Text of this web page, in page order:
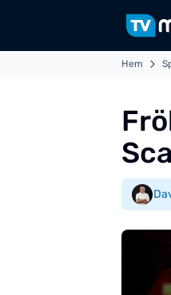
Hem